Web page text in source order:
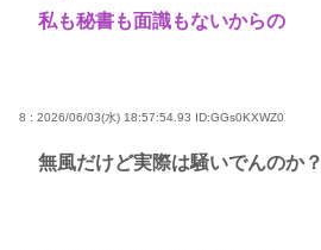
私も秘書も面識もないからの
8 : 2026/06/03(水) 18:57:54.93 ID:GGs0KXWZ0
無風だけど実際は騒いでんのか？